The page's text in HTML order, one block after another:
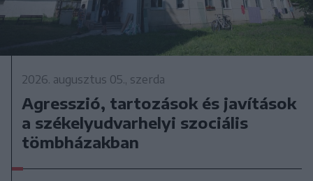
2026. augusztus 05., szerda
Agresszió, tartozások és javítások
a székelyudvarhelyi szociális
tömbházakban